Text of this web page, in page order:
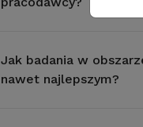
Jak badania w
nawet najlepszym?